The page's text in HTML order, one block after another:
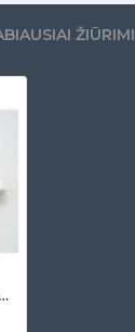
ŽIŪRIMI
Toyota/Lexus/Scion Y laidas 6+6 PIN